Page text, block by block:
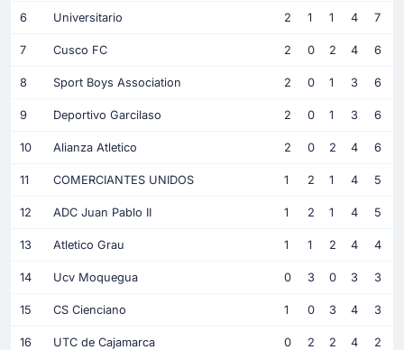
6 Universitario 2 1 1 4 7
7 Cusco FC 2 0 2 4 6
8 Sport Boys Association 2 0 1 3 6
9 Deportivo Garcilaso 2 0 1 3 6
10 Alianza Atletico 2 0 2 4 6
11 COMERCIANTES UNIDOS 1 2 1 4 5
12 ADC Juan Pablo II 1 2 1 4 5
13 Atletico Grau 1 1 2 4 4
14 Ucv Moquegua 0 3 0 3 3
15 CS Cienciano 1 0 3 4 3
16 UTC de Cajamarca 0 2 2 4 2